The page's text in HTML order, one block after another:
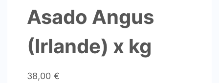
Asado Angus
(Irlande) x kg
38,00 €